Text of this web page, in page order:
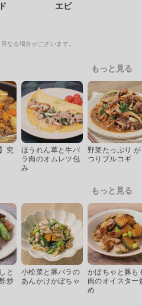
エビ
なる場合がございます。
もっと見る
究
ほうれん草と牛バ
ラ肉のオムレツ包
み
野菜たっぷり
つりプルコギ
もっと見る
と
炒
小松菜と豚バラの
あんかけかぼちゃ
かぼちゃと豚も
肉のオイスター
め